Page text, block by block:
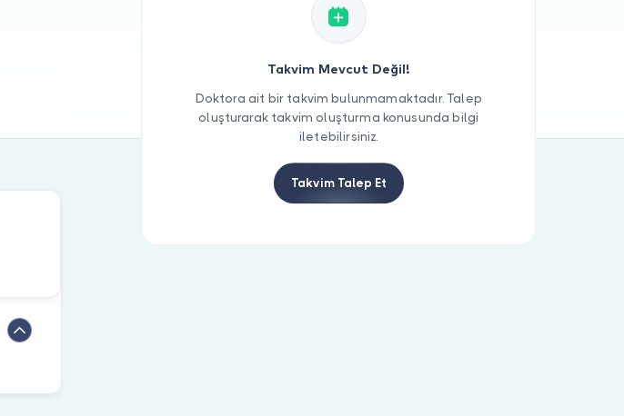
Takvim Mevcut Değil!
Doktora ait bir takvim bulunmamaktadır. Talep
oluşturarak takvim oluşturma konusunda bilgi
iletebilirsiniz.
Takvim Talep Et